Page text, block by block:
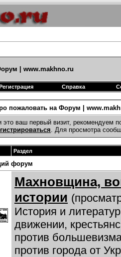
| www.makhno.ru
Справка
пожаловать на Форум |
это ваш первый визит, рекомендуем
. Для просмотра
Раздел
форум
Махновщина,
истории
История и
движении,
против
против города от